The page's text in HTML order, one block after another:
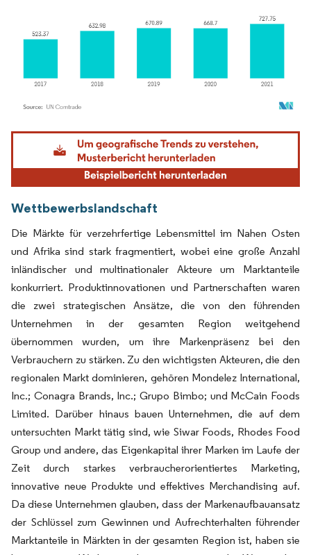
Bild © Mordor Intelligence. Wiederverwendung erfordert Namensnennung gemäß
Wettbewerbslandschaft
Die Märkte für verzehrfertige Lebensmittel im Nahen Osten
und Afrika sind stark fragmentiert, wobei eine große Anzahl
inländischer und multinationaler Akteure um Marktanteile
konkurriert. Produktinnovationen und Partnerschaften waren
die zwei strategischen Ansätze, die von den führenden
Unternehmen in der gesamten Region weitgehend
übernommen wurden, um ihre Markenpräsenz bei den
Verbrauchern zu stärken. Zu den wichtigsten Akteuren, die den
regionalen Markt dominieren, gehören Mondelez International,
Inc.; Conagra Brands, Inc.; Grupo Bimbo; und McCain Foods
Limited. Darüber hinaus bauen Unternehmen, die auf dem
untersuchten Markt tätig sind, wie Siwar Foods, Rhodes Food
Group und andere, das Eigenkapital ihrer Marken im Laufe der
Zeit durch starkes verbraucherorientiertes Marketing,
innovative neue Produkte und effektives Merchandising auf.
Da diese Unternehmen glauben, dass der Markenaufbauansatz
der Schlüssel zum Gewinnen und Aufrechterhalten führender
Marktanteile in Märkten in der gesamten Region ist, haben sie